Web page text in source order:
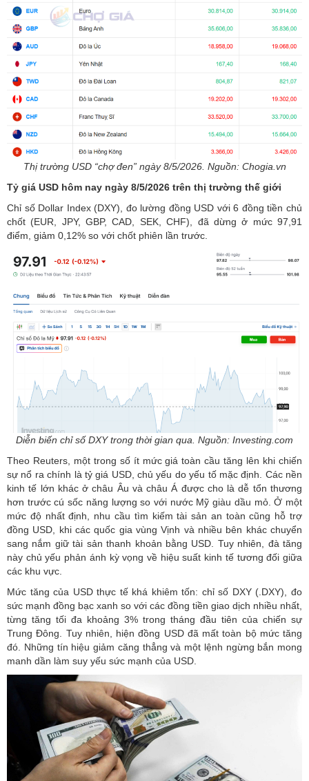
Thị trường USD “chợ đen” ngày 8/5/2026. Nguồn: Chogia.vn
Tỷ giá USD hôm nay ngày 8/5/2026 trên thị trường thế giới
Chỉ số Dollar Index (DXY), đo lường đồng USD với 6 đồng tiền chủ
chốt (EUR, JPY, GBP, CAD, SEK, CHF), đã dừng ở mức 97,91
điểm, giảm 0,12% so với chốt phiên lần trước.
Diễn biến chỉ số DXY trong thời gian qua. Nguồn: Investing.com
Theo Reuters, một trong số ít mức giá toàn cầu tăng lên khi chiến
sự nổ ra chính là tỷ giá USD, chủ yếu do yếu tố mặc định. Các nền
kinh tế lớn khác ở châu Âu và châu Á được cho là dễ tổn thương
hơn trước cú sốc năng lượng so với nước Mỹ giàu dầu mỏ. Ở một
mức độ nhất định, nhu cầu tìm kiếm tài sản an toàn cũng hỗ trợ
đồng USD, khi các quốc gia vùng Vịnh và nhiều bên khác chuyển
sang nắm giữ tài sản thanh khoản bằng USD. Tuy nhiên, đà tăng
này chủ yếu phản ánh kỳ vọng về hiệu suất kinh tế tương đối giữa
các khu vực.
Mức tăng của USD thực tế khá khiêm tốn: chỉ số DXY (.DXY), đo
sức mạnh đồng bạc xanh so với các đồng tiền giao dịch nhiều nhất,
từng tăng tối đa khoảng 3% trong tháng đầu tiên của chiến sự
Trung Đông . Tuy nhiên, hiện đồng USD đã mất toàn bộ mức tăng
đó. Những tín hiệu giảm căng thẳng và một lệnh ngừng bắn mong
manh dần làm suy yếu sức mạnh của USD.